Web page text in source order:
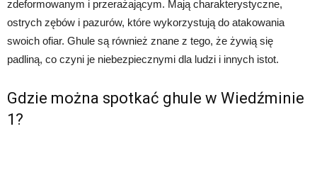
zdeformowanym i przerażającym. Mają charakterystyczne,
ostrych zębów i pazurów, które wykorzystują do atakowania
swoich ofiar. Ghule są również znane z tego, że żywią się
padliną, co czyni je niebezpiecznymi dla ludzi i innych istot.
Gdzie można spotkać ghule w Wiedźminie
1?